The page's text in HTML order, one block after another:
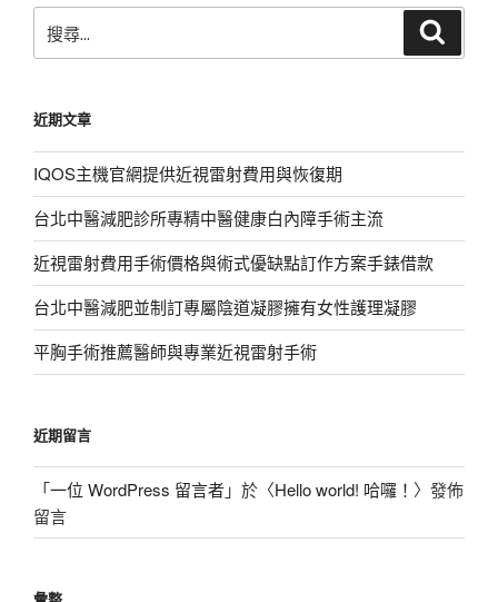
尋
字:
近期文章
IQOS主機官網提供近視雷射費用與恢復期
台北中醫減肥診所專精中醫健康白內障手術主流
近視雷射費用手術價格與術式優缺點訂作方案手錶借款
台北中醫減肥並制訂專屬陰道凝膠擁有女性護理凝膠
平胸手術推薦醫師與專業近視雷射手術
近期留言
「一位 WordPress 留言者」於〈Hello world! 哈囉！ 〉發佈
留言